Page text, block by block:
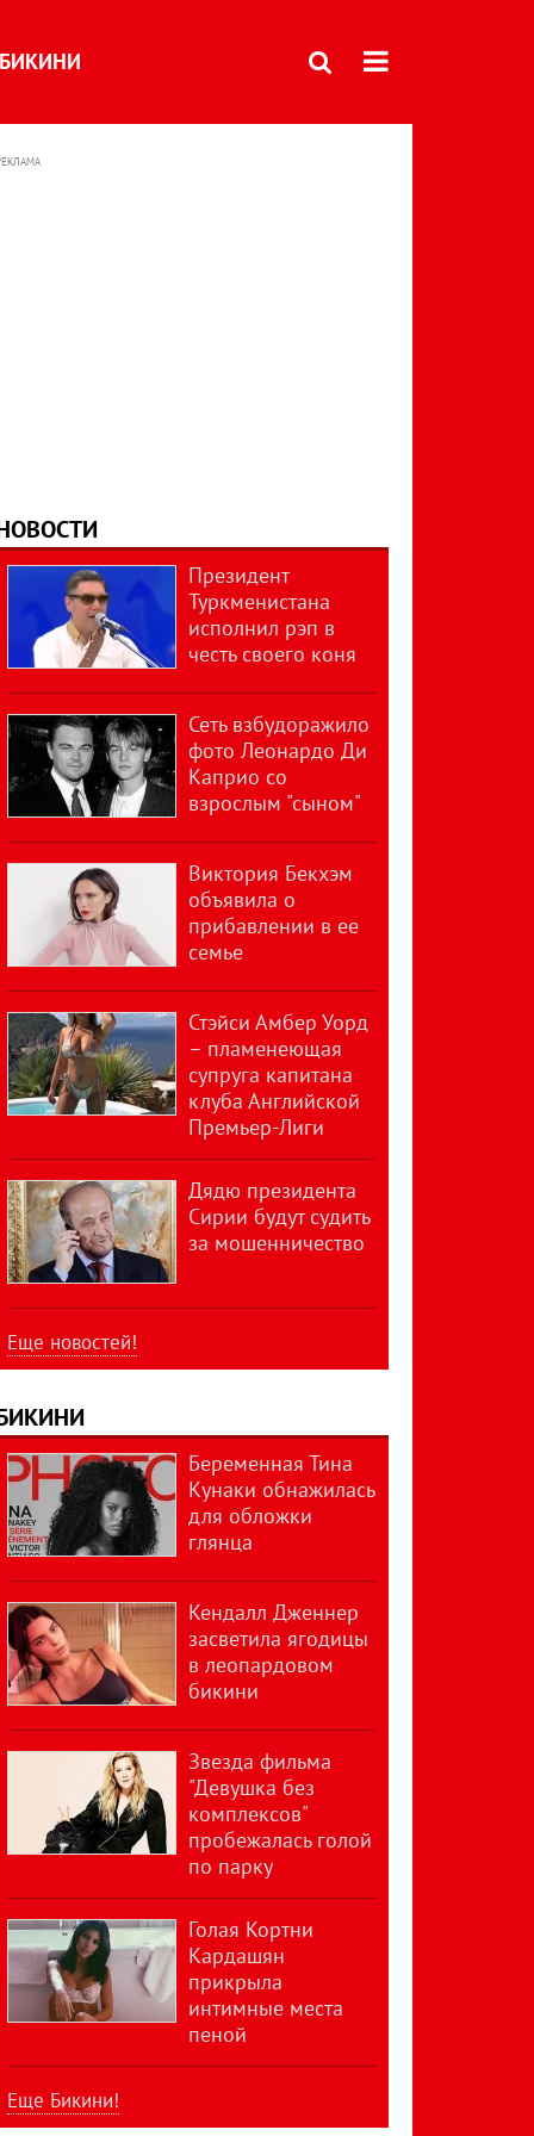
БИКИНИ
Президент
Туркменистана
исполнил рэп в
честь своего коня
Сеть взбудоражило
фото Леонардо Ди
Каприо со
взрослым "сыном"
Виктория Бекхэм
объявила о
прибавлении в ее
семье
Стэйси Амбер Уорд
– пламенеющая
супруга капитана
клуба Английской
Премьер-Лиги
Дядю президента
Сирии будут судить
за мошенничество
Еще новостей!
Беременная Тина
Кунаки обнажилась
для обложки
глянца
Кендалл Дженнер
засветила ягодицы
в леопардовом
бикини
Звезда фильма
"Девушка без
комплексов"
пробежалась голой
по парку
Голая Кортни
Кардашян
прикрыла
интимные места
пеной
Еще Бикини!